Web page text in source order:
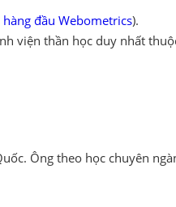
đầu Webometrics).
viện thần học duy nhất
Ông theo học chuyên